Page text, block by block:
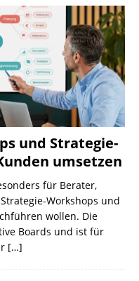
und Strategie-
umsetzen
für Berater,
Workshops und
wollen. Die
Boards und ist für
[…]